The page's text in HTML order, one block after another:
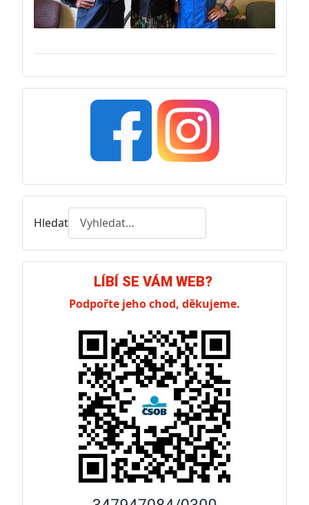
Hledat
LÍBÍ SE VÁM WEB?
Podpořte jeho chod, děkujeme.